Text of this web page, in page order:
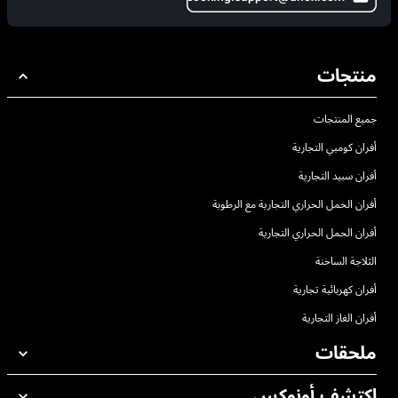
منتجات
جميع المنتجات
أفران كومبي التجارية
أفران سبيد التجارية
أفران الحمل الحراري التجارية مع الرطوبة
أفران الحمل الحراري التجارية
الثلاجة الساخنة
أفران كهربائية تجارية
أفران الغاز التجارية
ملحقات